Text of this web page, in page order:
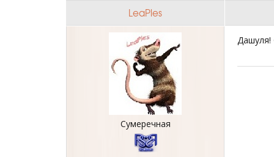
LeaPles
Сумеречная
Дашуля!